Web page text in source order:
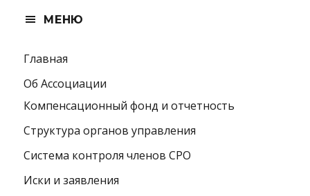
МЕНЮ
Главная
Об Ассоциации
Компенсационный фонд и отчетность
Структура органов управления
Система контроля членов СРО
Иски и заявления